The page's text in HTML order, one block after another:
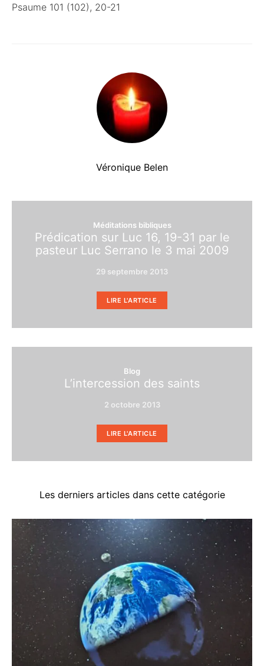
Psaume 101 (102), 20-21
Véronique Belen
Méditations bibliques
Prédication sur Luc 16, 19-31 par le
pasteur Luc Serrano le 3 mai 2009
29 septembre 2013
LIRE L'ARTICLE
Blog
L’intercession des saints
2 octobre 2013
LIRE L'ARTICLE
Les derniers articles dans cette catégorie